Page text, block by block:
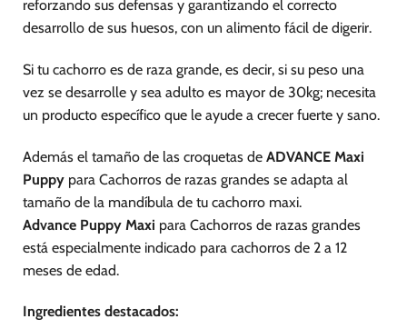
página
página
reforzando sus defensas y garantizando el correcto
desarrollo de sus huesos, con un alimento fácil de digerir.
Si tu cachorro es de raza grande, es decir, si su peso una
vez se desarrolle y sea adulto es mayor de 30kg; necesita
un producto específico que le ayude a crecer fuerte y sano.
Además el tamaño de las croquetas de ADVANCE Maxi
Puppy para Cachorros de razas grandes se adapta al
tamaño de la mandíbula de tu cachorro maxi.
Advance Puppy Maxi para Cachorros de razas grandes
está especialmente indicado para cachorros de 2 a 12
meses de edad.
Ingredientes destacados: